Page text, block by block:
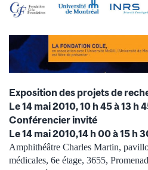
Exposition des projets de
Le 14 mai 2010, 10 h 45 à 13 h
Conférencier invité
Le 14 mai 2010,14 h 00 à 15 h
Amphithéâtre Charles Martin,
médicales, 6e étage, 3655,